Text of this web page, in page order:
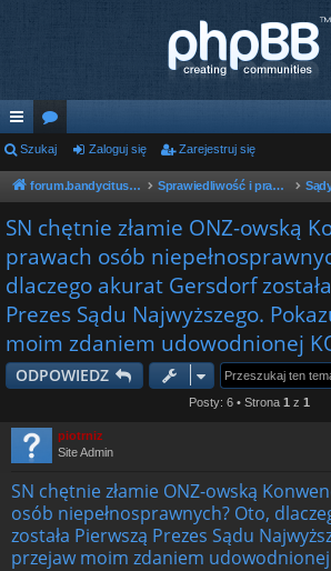
ię
ce
j
…
or
a
Szukaj Zaloguj się Zarejestruj się
forum.bandycituska.com Sprawiedliwość i prawo w państwie bandyckim
SN chętnie złamie ONZ-owską
prawach osób
dlaczego akurat Gersdorf
Prezes Sądu Najwyższego.
moim zdaniem udowodnionej
ODPOWIEDZ
Posty: 6 • Strona 1 z 1
piotrniz
Site Admin
SN chętnie złamie ONZ-owską
osób niepełnosprawnych? Oto,
została Pierwszą Prezes Sądu
przejaw moim zdaniem udowodnionej